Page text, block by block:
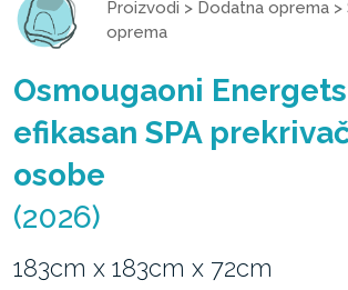
Proizvodi > Dodatna oprema >
oprema
Osmougaoni
efikasan SPA
osobe
(2026)
183cm x 183cm x 72cm